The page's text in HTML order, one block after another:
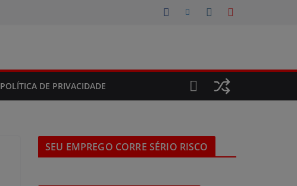
POLÍTICA DE PRIVACIDADE
SEU EMPREGO CORRE SÉRIO RISCO